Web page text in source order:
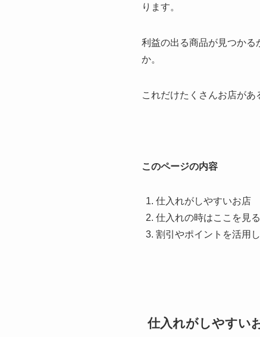
ります。
利益の出る商品が見つかる
か。
これだけたくさんお店があ
このページの内容
仕入れがしやすいお店
仕入れの時はここを見る
割引やポイントを活用
仕入れがしやすい